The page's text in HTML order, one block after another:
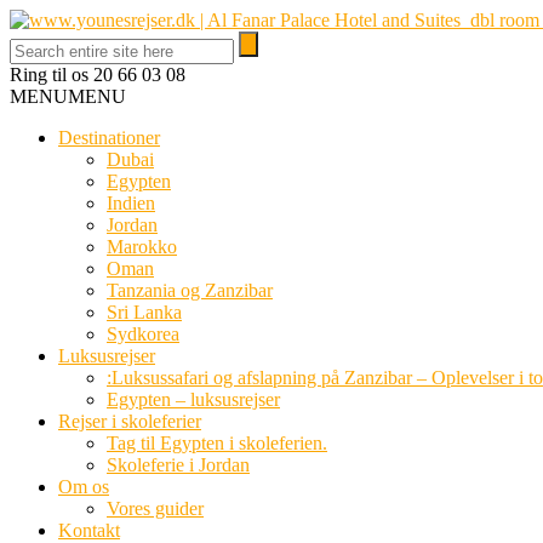
Ring til os 20 66 03 08
MENUMENU
Destinationer
Dubai
Egypten
Indien
Jordan
Marokko
Oman
Tanzania og Zanzibar
Sri Lanka
Sydkorea
Luksusrejser
:Luksussafari og afslapning på Zanzibar – Oplevelser i
Egypten – luksusrejser
Rejser i skoleferier
Tag til Egypten i skoleferien.
Skoleferie i Jordan
Om os
Vores guider
Kontakt